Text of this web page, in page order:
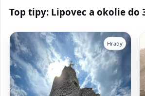
Top tipy: Lipovec a okolie do
Hrady